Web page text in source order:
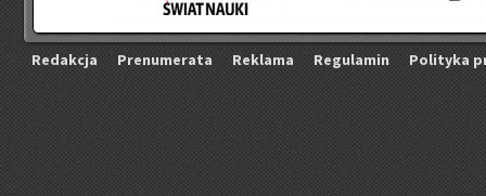
Re­dak­cja Pre­nu­me­ra­ta Re­kla­ma Re­gu­la­min Po­li­ty­ka